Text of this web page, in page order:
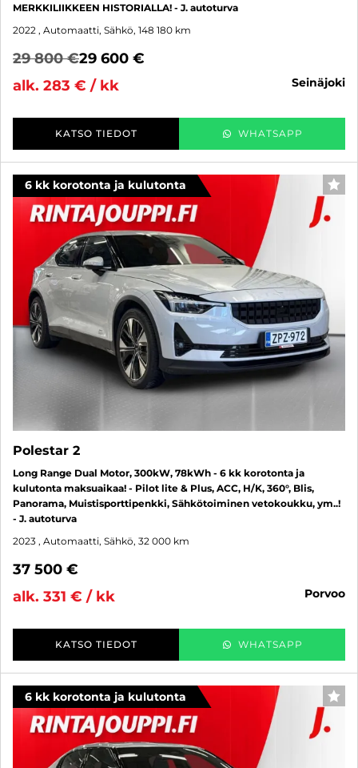
MERKKILIIKKEEN HISTORIALLA! - J. autoturva
2022 , Automaatti, Sähkö, 148 180 km
29 800 €29 600 €
alk. 283 € / kk
seinäjoki
KATSO TIEDOT WHATSAPP
6 kk korotonta ja kulutonta
Polestar 2
Long Range Dual Motor, 300kW, 78kWh - 6 kk korotonta ja
kulutonta maksuaikaa! - Pilot lite & Plus, ACC, H/K, 360°, Blis,
Panorama, Muistisporttipenkki, Sähkötoiminen vetokoukku, ym..!
- J. autoturva
2023 , Automaatti, Sähkö, 32 000 km
37 500 €
alk. 331 € / kk
porvoo
KATSO TIEDOT WHATSAPP
6 kk korotonta ja kulutonta